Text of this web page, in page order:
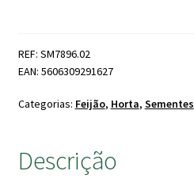
REF: SM7896.02
EAN: 5606309291627
Categorias: Feijão, Horta, Sementes
Descrição